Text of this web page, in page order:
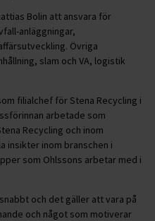
Bolin att ansvara för
anläggningar,
Övriga
slam och VA, logistik
filialchef för Stena Recycling i
arbetade som
Recycling och inom
insikter inom branschen i
som Ohlssons arbetar med i
och det gäller att vara på
och något som motiverar